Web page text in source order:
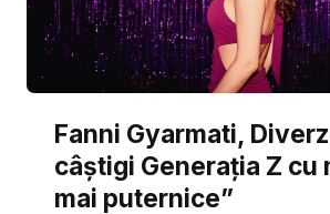
Fanni Gyarmati,
câștigi Generația Z cu
mai puternice”